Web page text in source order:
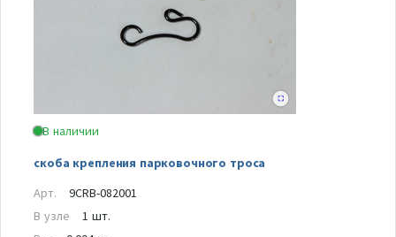
В наличии
скоба крепления парковочного троса
Арт.
9CRB-082001
В узле
1 шт.